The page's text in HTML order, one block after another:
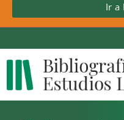
Ir a